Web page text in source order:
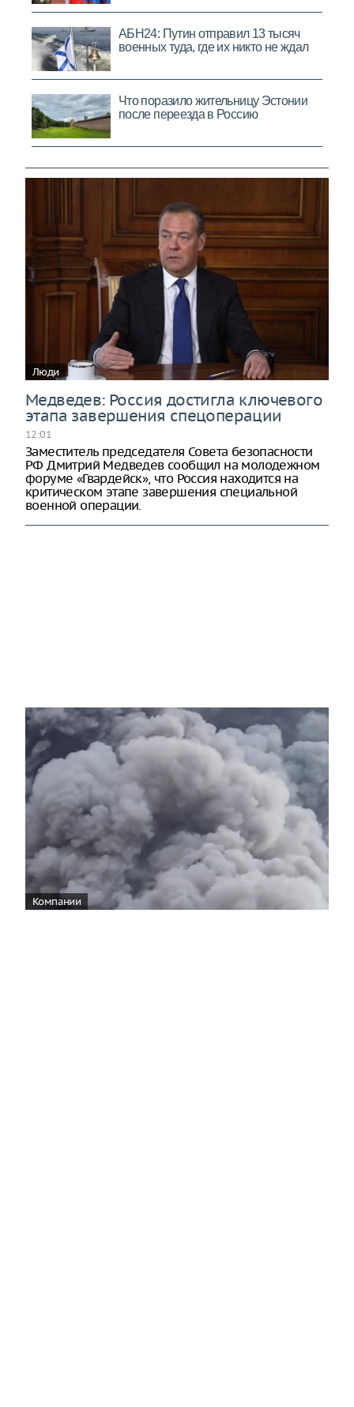
Люди
Медведев: Россия достигла ключевого
этапа завершения спецоперации
12:01
Заместитель председателя Совета безопасности
РФ Дмитрий Медведев сообщил на молодежном
форуме «Гвардейск», что Россия находится на
критическом этапе завершения специальной
военной операции.
Компании